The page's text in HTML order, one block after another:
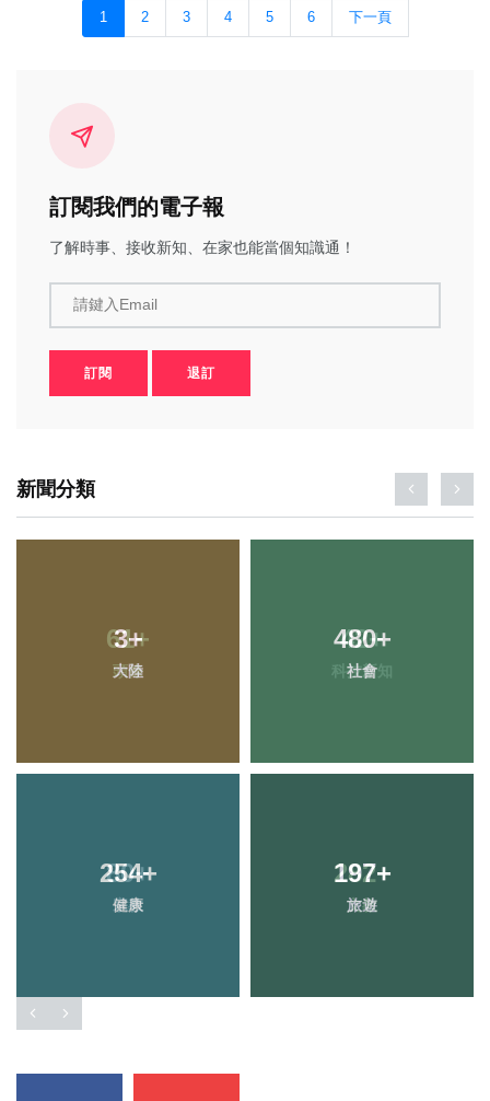
1 2 3 4 5 6 下一頁
訂閱我們的電子報
了解時事、接收新知、在家也能當個知識通！
請鍵入Email
訂閱 退訂
新聞分類
3+
大陸
480+
社會
254+
健康
197+
旅遊